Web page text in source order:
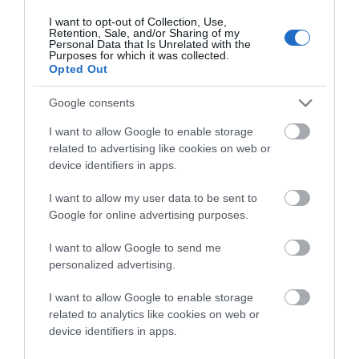
I want to opt-out of Collection, Use,
Retention, Sale, and/or Sharing of my
Personal Data that Is Unrelated with the
Purposes for which it was collected.
Opted Out
Google consents
I want to allow Google to enable storage
related to advertising like cookies on web or
device identifiers in apps.
I want to allow my user data to be sent to
Google for online advertising purposes.
I want to allow Google to send me
personalized advertising.
I want to allow Google to enable storage
related to analytics like cookies on web or
device identifiers in apps.
Αυλαία. Η Άνδρος με το δικό της έμψυχο δυναμικό, την
δική της καλλιτεχνική ερμηνεία, τη δική της
σκηνογραφία, το εξαιρετικό στήσιμο και κίνηση
ολόκληρου του θεατρικού συνόλου, έδωσε για μια ακόμα
αθάνατου Ευριπίδη. Και πέτυχε μια νίκη. Ο θεατρικός
χώρος αξιοποιήθηκε με τον καλύτερο τρόπο από την